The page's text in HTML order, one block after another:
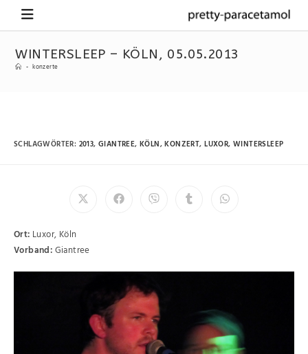
WINTERSLEEP – KÖLN, 05.05.2013
- konzerte
SCHLAGWÖRTER: 2013, GIANTREE, KÖLN,KONZERT, LUXOR, WINTERSLEEP
Ort: Luxor, Köln
Vorband:Giantree